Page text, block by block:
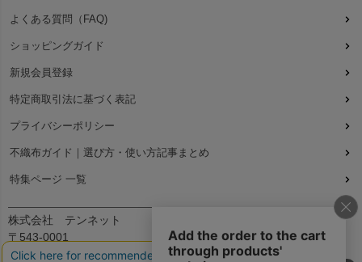
よくある質問（FAQ)
ショッピングガイド
新規会員登録
特定商取引法に基づく表記
プライバシーポリシー
不織布ガイド｜選び方・使い方記事まとめ
特集ページ 一覧
株式会社 テンネット
〒543-0001
大阪府大阪市天王寺区上本町7丁目2-23-5B2